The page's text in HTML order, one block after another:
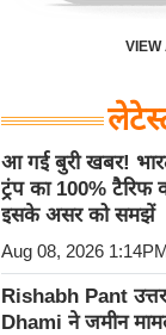
VIEW
आ गई बुरी खबर!
ट्रंप का 100% टैरिफ
इसके असर को समझें
Aug 08, 2026
Rishabh Pant
Dhami ने जमीन